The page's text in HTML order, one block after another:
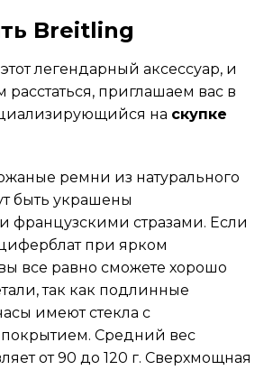
Breitling
легендарный аксессуар, и
расстаться, приглашаем вас в
на скупке
ремни из натурального
быть украшены
французскими стразами. Если
при ярком
все равно сможете хорошо
так как подлинные
имеют стекла с
Средний вес
от 90 до 120 г. Сверхмощная